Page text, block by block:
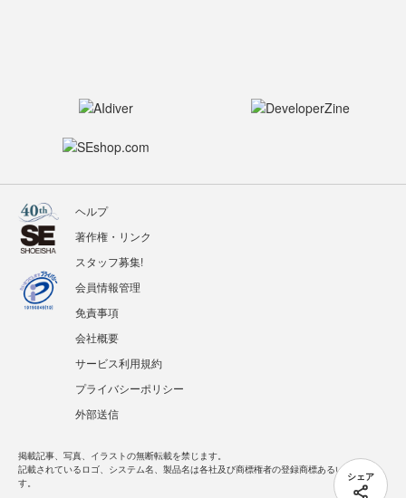
シェア
ヘルプ
著作権・リンク
スタッフ募集!
会員情報管理
免責事項
会社概要
サービス利用規約
プライバシーポリシー
外部送信
掲載記事、写真、イラストの無断転載を禁じます。
記載されているロゴ、システム名、製品名は各社及び商標権者の登録商標あるいは商標で
す。